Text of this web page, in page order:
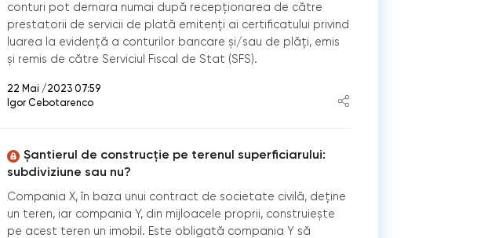
conturi pot demara numai după recepţionarea de către
prestatorii de servicii de plată emitenți ai certificatului privind
luarea la evidență a conturilor bancare și/sau de plăți, emis
şi remis de către Serviciul Fiscal de Stat (SFS).
22 Mai /2023 07:59
Igor Cebotarenco
Șantierul de construcție pe terenul superficiarului:
subdiviziune sau nu?
Compania X, în baza unui contract de societate civilă, deține
un teren, iar compania Y, din mijloacele proprii, construiește
pe acest teren un imobil. Este obligată compania Y să